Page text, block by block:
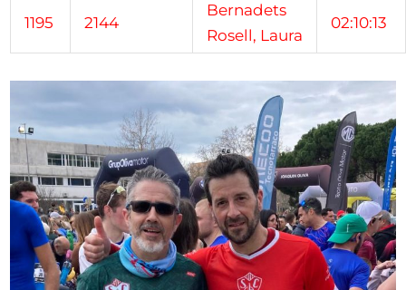
1195 2144
Bernadets
Rosell, Laura
02:10:13